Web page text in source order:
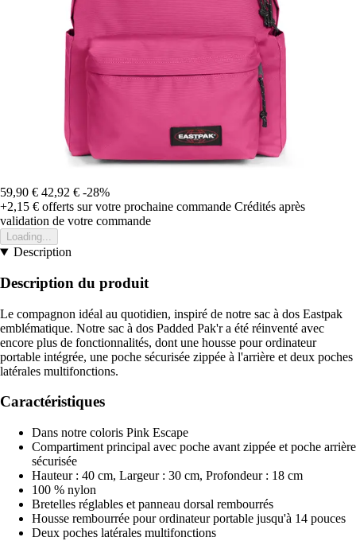
59,90 € 42,92 € -28%
+2,15 € offerts sur votre prochaine commande Crédités après
validation de votre commande
Loading...
Description
Description du produit
Le compagnon idéal au quotidien, inspiré de notre sac à dos Eastpak
emblématique. Notre sac à dos Padded Pak'r a été réinventé avec
encore plus de fonctionnalités, dont une housse pour ordinateur
portable intégrée, une poche sécurisée zippée à l'arrière et deux poches
latérales multifonctions.
Caractéristiques
Dans notre coloris Pink Escape
Compartiment principal avec poche avant zippée et poche arrière
sécurisée
Hauteur : 40 cm, Largeur : 30 cm, Profondeur : 18 cm
100 % nylon
Bretelles réglables et panneau dorsal rembourrés
Housse rembourrée pour ordinateur portable jusqu'à 14 pouces
Deux poches latérales multifonctions